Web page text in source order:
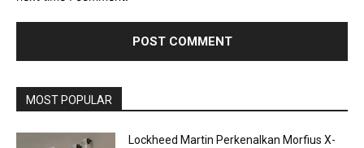
MOST POPULAR
Lockheed Martin Perkenalkan Morfius X-